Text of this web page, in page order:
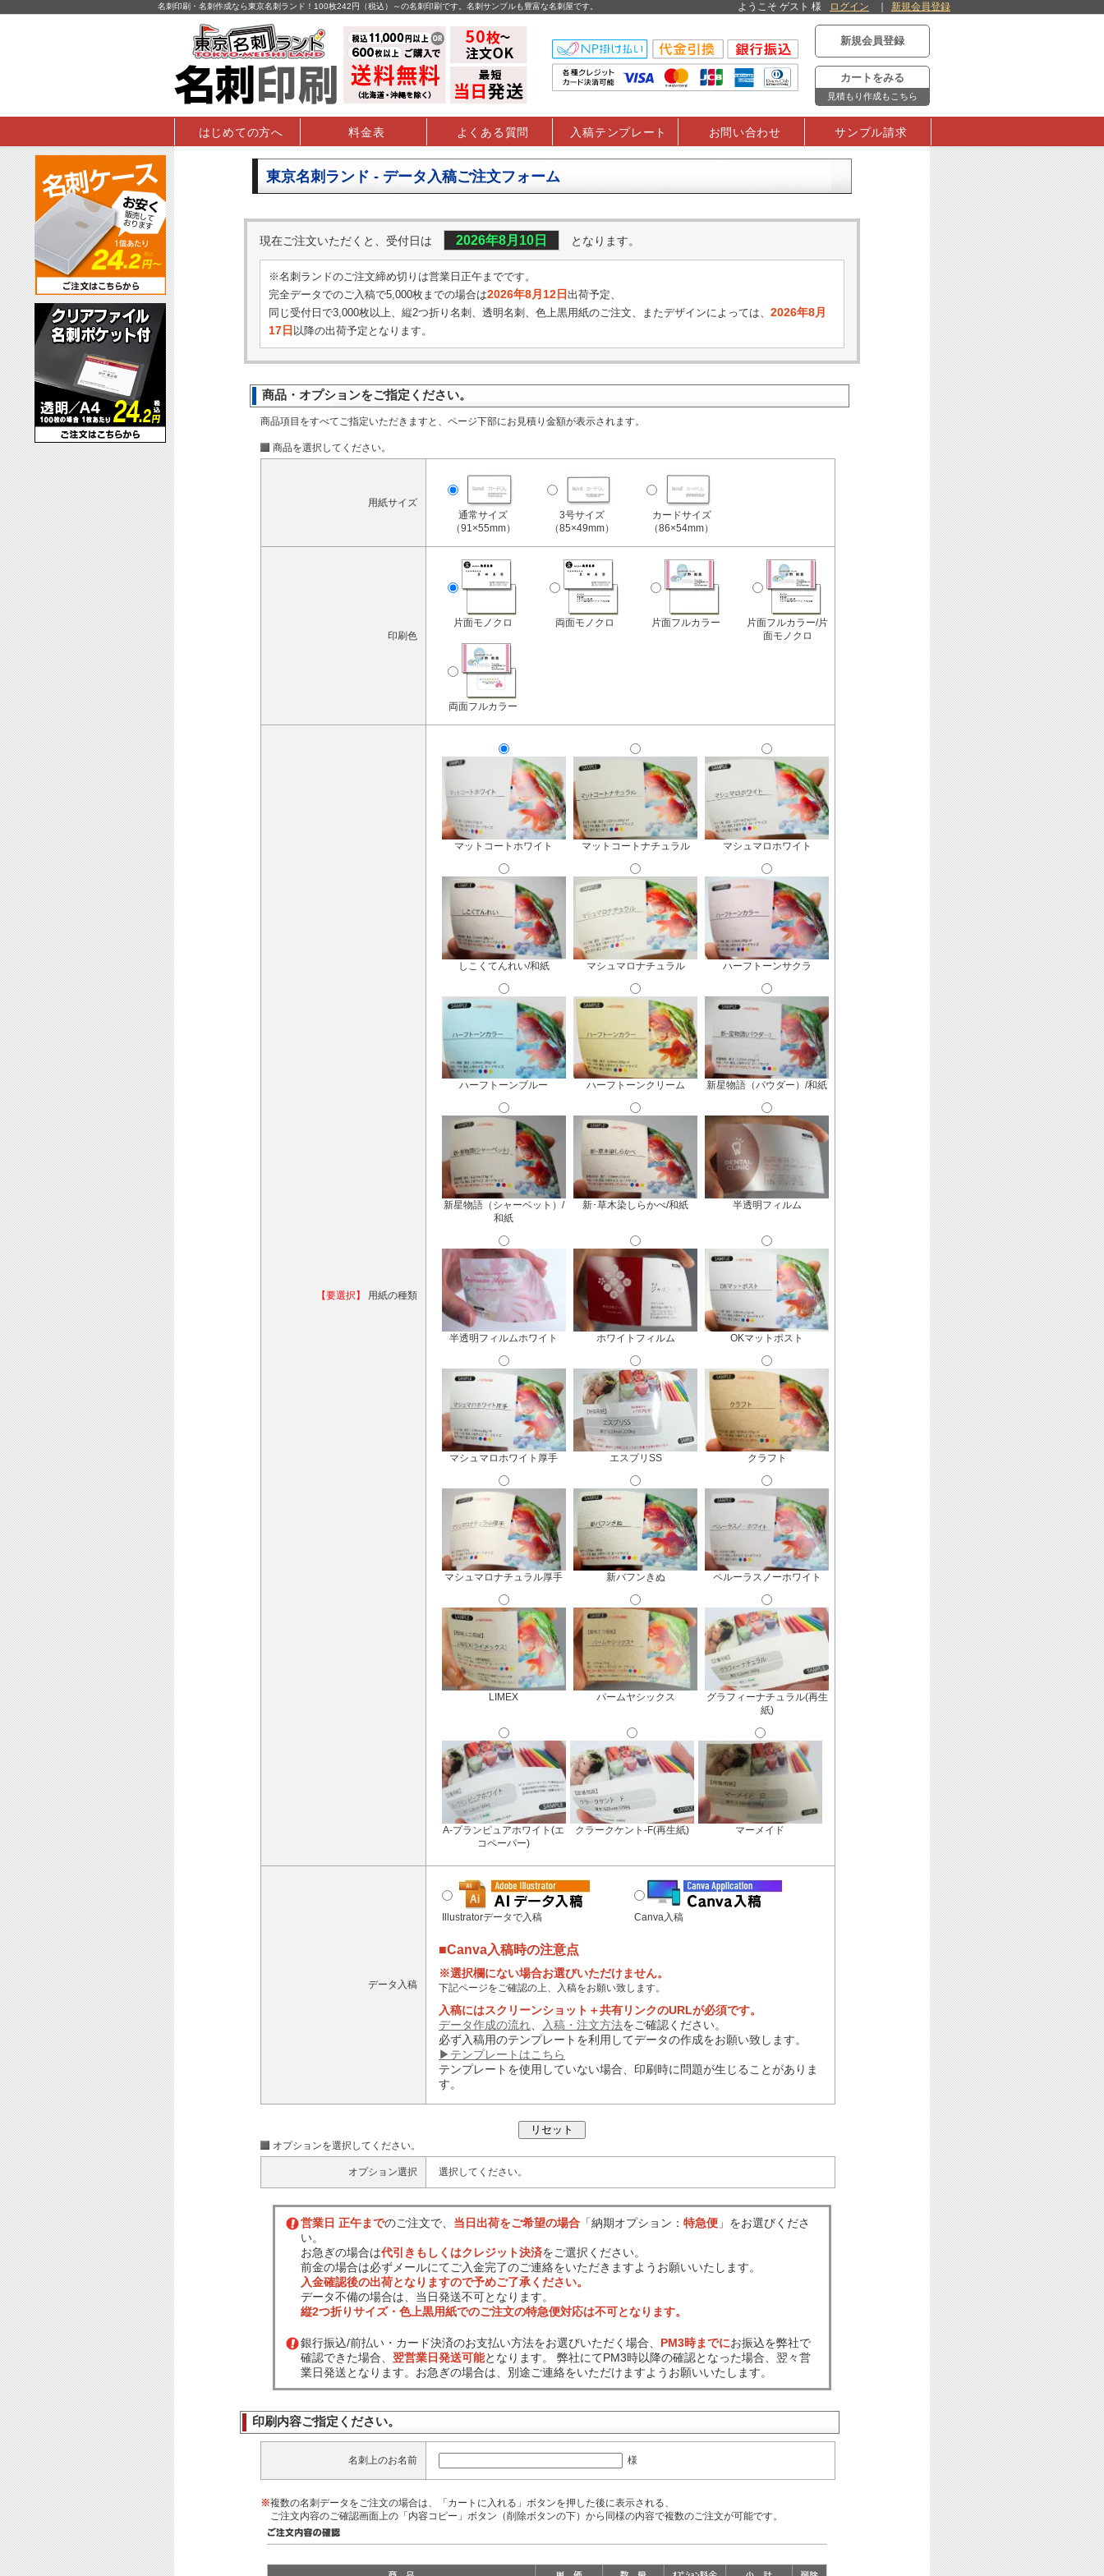
名刺印刷・名刺作成なら東京名刺ランド！100枚242円（税込）～の名刺印刷です。名刺サンプルも豊富な名刺屋です。 ようこそ ゲスト 様 ログイン 新規会員登録
新規会員登録
カートをみる
見積もり作成もこちら
はじめての方へ 料金表 よくある質問 入稿テンプレート お問い合わせ サンプル請求
東京名刺ランド - データ入稿ご注文フォーム
現在ご注文いただくと、受付日は 2026年8月10日 となります。
※名刺ランドのご注文締め切りは営業日正午までです。
完全データでのご入稿で5,000枚までの場合は2026年8月12日 出荷予定、
同じ受付日で3,000枚以上、縦2つ折り名刺、透明名刺、 色上黒用紙のご注文、またデザインによっては、 2026年8月
17日 以降の出荷予定となります。
商品・オプションをご指定ください。
商品項目をすべてご指定いただきますと、ページ下部にお見積り金額が表示されます。
商品を選択してください。
用紙サイズ
通常サイズ
（91×55mm）
3号サイズ
（85×49mm）
カードサイズ
（86×54mm）
印刷色
片面モノクロ 両面モノクロ 片面フルカラー
片面フルカラー/片
面モノクロ
両面フルカラー
【要選択】 用紙の種類
マットコートホワイト マットコートナチュラル マシュマロホワイト
しこくてんれい/和紙 マシュマロナチュラル ハーフトーンサクラ
ハーフトーンブルー ハーフトーンクリーム 新星物語（パウダー）/和紙
新星物語（シャーベット）/
和紙
新･草木染しらかべ/和紙 半透明フィルム
半透明フィルムホワイト ホワイトフィルム OKマットポスト
マシュマロホワイト厚手 エスプリSS クラフト
マシュマロナチュラル厚手 新バフンきぬ ペルーラスノーホワイト
LIMEX パームヤシックス
グラフィーナチュラル(再生
紙)
A-プランピュアホワイト(エ
コペーパー)
クラークケント-F(再生紙) マーメイド
データ入稿
Illustratorデータで入稿 Canva入稿
■Canva入稿時の注意点
※選択欄にない場合お選びいただけません。
下記ページをご確認の上、入稿をお願い致します。
入稿にはスクリーンショット＋共有リンクのURLが必須です。
データ作成の流れ
入稿・注文方法をご確認ください。
必ず入稿用のテンプレートを利用してデータの作成をお願い致します。
▶テンプレートはこちら
テンプレートを使用していない場合、印刷時に問題が生じることがありま
す。
オプションを選択してください。
オプション選択 選択してください。
営業日 正午までのご注文で、 当日出荷をご希望の場合 「納期オプション： 特急便 」をお選びくださ
い。
お急ぎの場合は代引きもしくはクレジット決済をご選択ください。
前金の場合は必ずメールにてご入金完了のご連絡をいただきますようお願いいたします。
入金確認後の出荷となりますので予めご了承ください。
データ不備の場合は、当日発送不可となります。
縦2つ折りサイズ・色上黒用紙でのご注文の特急便対応は不可となります。
銀行振込/前払い・カード決済のお支払い方法をお選びいただく場合、 PM3時までにお振込を弊社で
確認できた場合、 翌営業日発送可能となります。 弊社にてPM3時以降の確認となった場合、翌々営
業日発送となります。お急ぎの場合は、別途ご連絡をいただけますようお願いいたします。
印刷内容ご指定ください。
名刺上のお名前 様
※複数の名刺データをご注文の場合は、「カートに入れる」ボタンを押した後に表示される、
ご注文内容のご確認画面上の「内容コピー」ボタン（削除ボタンの下）から同様の内容で複数のご注文が可能です。